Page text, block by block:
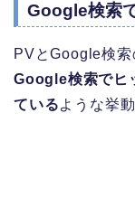
Google検索
PVとGoogle検
Google検索でヒ
ているような挙